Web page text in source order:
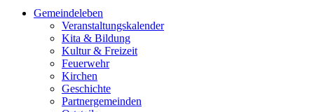
Gemeindeleben
Veranstaltungskalender
Kita & Bildung
Kultur & Freizeit
Feuerwehr
Kirchen
Geschichte
Partnergemeinden